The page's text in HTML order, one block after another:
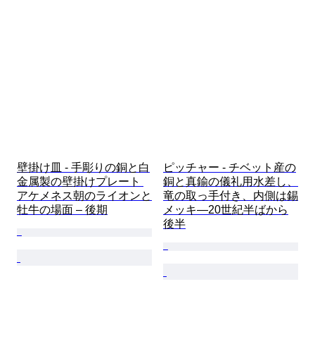
壁掛け皿 - 手彫りの銅と白
金属製の壁掛けプレート
アケメネス朝のライオンと
牡牛の場面 – 後期
ピッチャー - チベット産の
銅と真鍮の儀礼用水差し、
竜の取っ手付き、内側は錫
メッキ—20世紀半ばから
後半